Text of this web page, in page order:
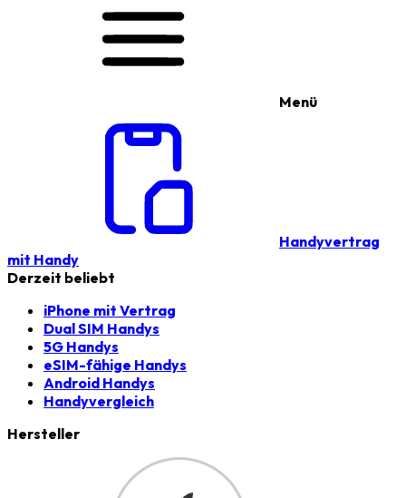
Menü
Handyvertrag
mit Handy
Derzeit beliebt
iPhone mit Vertrag
Dual SIM Handys
5G Handys
eSIM-fähige Handys
Android Handys
Handyvergleich
Hersteller